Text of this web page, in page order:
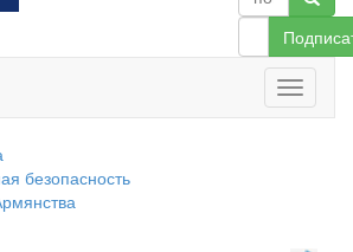
безопасность